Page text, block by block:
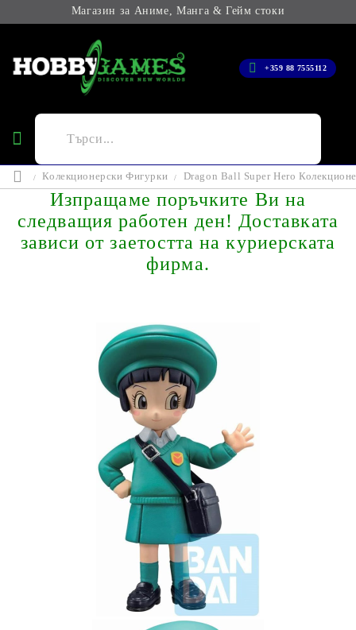
Магазин за Аниме, Манга & Гейм стоки
+359 88 7555112
Колекционерски Фигурки Dragon Ball Super Hero
Изпращаме поръчките Ви на
следващия работен ден! Доставката
зависи от заетостта на куриерската
фирма.